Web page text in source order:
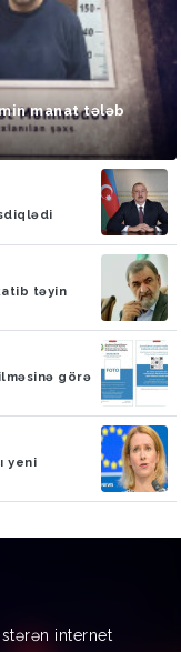
manat tələb
təyin
görə
yeni
internet